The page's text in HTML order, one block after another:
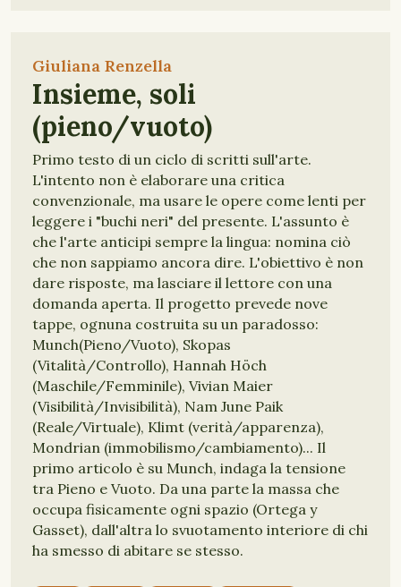
Giuliana Renzella
Insieme, soli
(pieno/vuoto)
Primo testo di un ciclo di scritti sull'arte.
L'intento non è elaborare una critica
convenzionale, ma usare le opere come lenti per
leggere i "buchi neri" del presente. L'assunto è
che l'arte anticipi sempre la lingua: nomina ciò
che non sappiamo ancora dire. L'obiettivo è non
dare risposte, ma lasciare il lettore con una
domanda aperta. Il progetto prevede nove
tappe, ognuna costruita su un paradosso:
Munch(Pieno/Vuoto), Skopas
(Vitalità/Controllo), Hannah Höch
(Maschile/Femminile), Vivian Maier
(Visibilità/Invisibilità), Nam June Paik
(Reale/Virtuale), Klimt (verità/apparenza),
Mondrian (immobilismo/cambiamento)... Il
primo articolo è su Munch, indaga la tensione
tra Pieno e Vuoto. Da una parte la massa che
occupa fisicamente ogni spazio (Ortega y
Gasset), dall'altra lo svuotamento interiore di chi
ha smesso di abitare se stesso.